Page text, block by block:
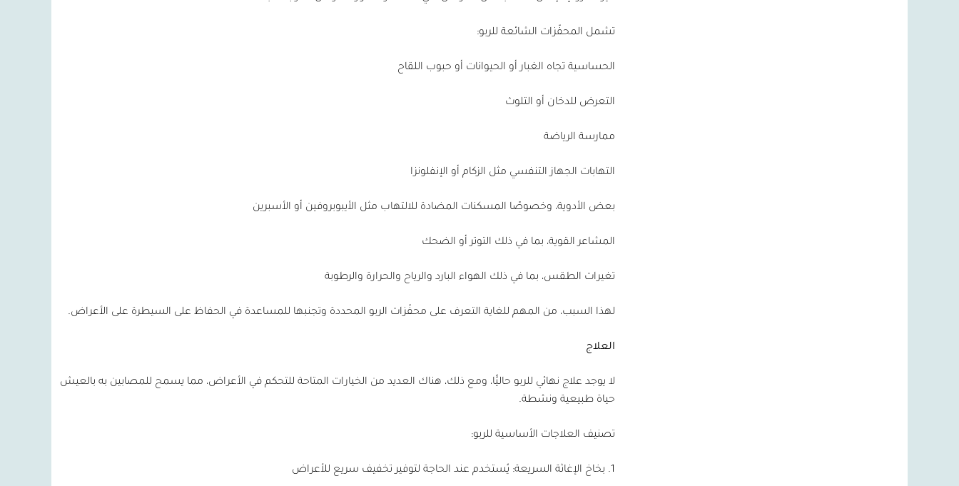
تشمل المحفّزات الشائعة للربو:
الحساسية تجاه الغبار أو الحيوانات أو حبوب اللقاح
التعرض للدخان أو التلوث
ممارسة الرياضة
التهابات الجهاز التنفسي مثل الزكام أو الإنفلونزا
بعض الأدوية، وخصوصًا المسكنات المضادة للالتهاب مثل الأيبوبروفين أو الأسبرين
المشاعر القوية، بما في ذلك التوتر أو الضحك
تغيرات الطقس، بما في ذلك الهواء البارد والرياح والحرارة والرطوبة
لهذا السبب، من المهم للغاية التعرف على محفّزات الربو المحددة وتجنبها للمساعدة في الحفاظ على السيطرة على الأعراض.
العلاج
لا يوجد علاج نهائي للربو حاليًّا، ومع ذلك، هناك العديد من الخيارات المتاحة للتحكم في الأعراض، مما يسمح للمصابين به بالعيش
حياة طبيعية ونشطة.
تصنيف العلاجات الأساسية للربو:
1. بخاخ الإغاثة السريعة: يُستخدم عند الحاجة لتوفير تخفيف سريع للأعراض